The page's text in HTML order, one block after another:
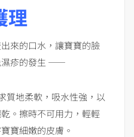
理
來的口水，讓寶寶的臉
濕疹的發生 ——
質地柔軟，吸水性強，以
。擦時不可用力，輕輕
寶細嫩的皮膚。